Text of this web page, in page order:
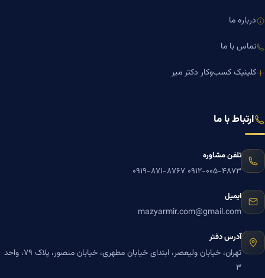
درباره ما
تماس با ما
کلینیک کسب‌وکار دکتر میر
ارتباط با ما
تلفن مشاوره
۰۹۱۲-۰۰۵-۴۸۷۳ ۰۹۱۹-۸۷۱-۸۷۶۷
ایمیل
mazyarmir.com@gmail.com
آدرس دفتر
تهران، خیابان ولیعصر، ابتدای خیابان مطهری، خیابان منصور، پلاک ۷۹، واحد
۳